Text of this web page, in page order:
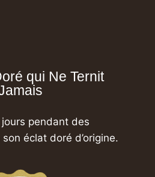
qui Ne Ternit
pendant des
éclat doré d’origine.